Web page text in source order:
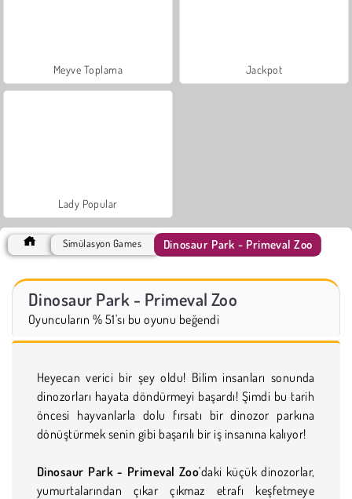
Meyve Toplama Jackpot
Lady Popular
Simülasyon Games Dinosaur Park - Primeval Zoo
Dinosaur Park - Primeval Zoo
Oyuncuların % 51'sı bu oyunu beğendi
Heyecan verici bir şey oldu! Bilim insanları sonunda
dinozorları hayata döndürmeyi başardı! Şimdi bu tarih
öncesi hayvanlarla dolu fırsatı bir dinozor parkına
dönüştürmek senin gibi başarılı bir iş insanına kalıyor!
Dinosaur Park - Primeval Zoo'daki küçük dinozorlar,
yumurtalarından çıkar çıkmaz etrafı keşfetmeye